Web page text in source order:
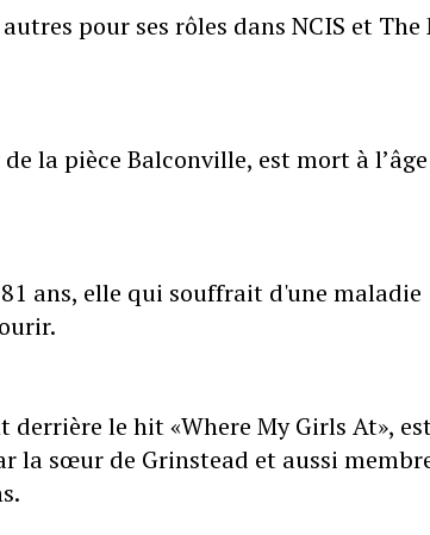
pour ses rôles dans NCIS et The
la pièce Balconville, est mort à
ans, elle qui souffrait d'une maladie
le hit «Where My Girls At»,
la sœur de Grinstead et aussi